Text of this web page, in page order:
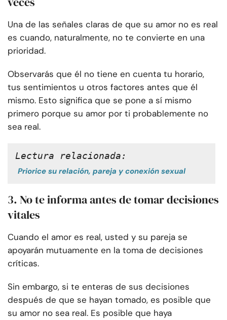
Una de las señales claras de que su amor no es real
es cuando, naturalmente, no te convierte en una
prioridad.
Observarás que él no tiene en cuenta tu horario,
tus sentimientos u otros factores antes que él
mismo. Esto significa que se pone a sí mismo
primero porque su amor por ti probablemente no
sea real.
Lectura relacionada:
Priorice su relación, pareja y conexión sexual
3. No te informa antes de tomar decisiones
vitales
Cuando el amor es real, usted y su pareja se
apoyarán mutuamente en la toma de decisiones
críticas.
Sin embargo, si te enteras de sus decisiones
después de que se hayan tomado, es posible que
su amor no sea real. Es posible que haya